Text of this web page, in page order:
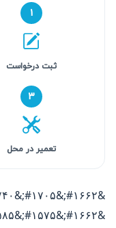
۱
ثبت درخواست
۳
تعمیر در محل